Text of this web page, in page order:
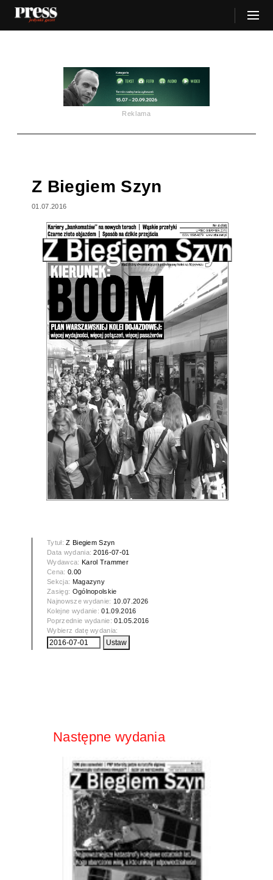
Reklama
Z Biegiem Szyn
01.07.2016
Tytuł:Z Biegiem Szyn
Data wydania:2016-07-01
Wydawca: Karol Trammer
Cena: 0.00
Sekcja: Magazyny
Zasięg: Ogólnopolskie
Najnowsze wydanie: 10.07.2026
Kolejne wydanie:01.09.2016
Poprzednie wydanie:01.05.2016
Wybierz datę wydania:
Następne wydania